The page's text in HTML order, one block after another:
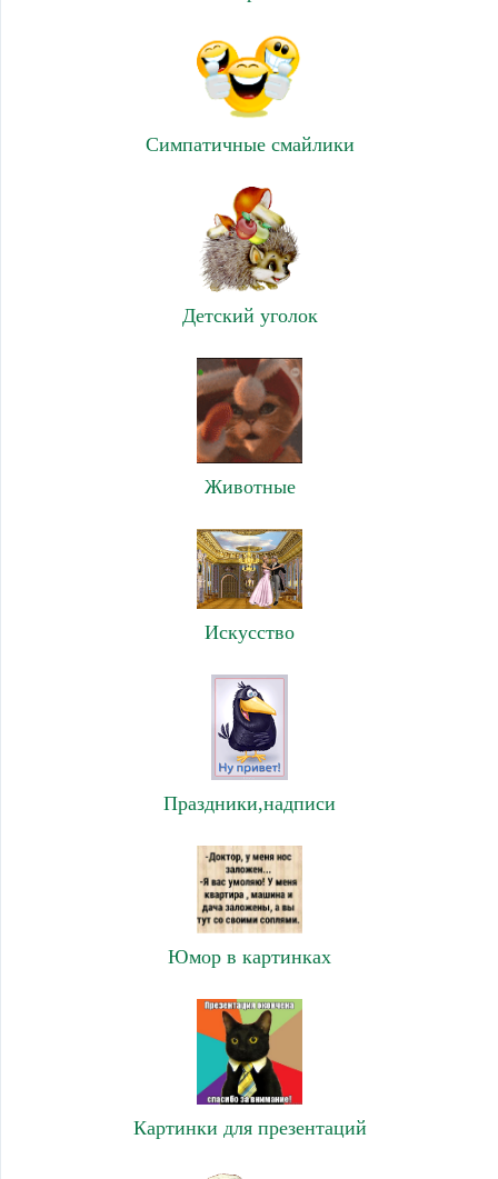
Симпатичные смайлики
Детский уголок
Животные
Искусство
Праздники,надписи
Юмор в картинках
Картинки для презентаций